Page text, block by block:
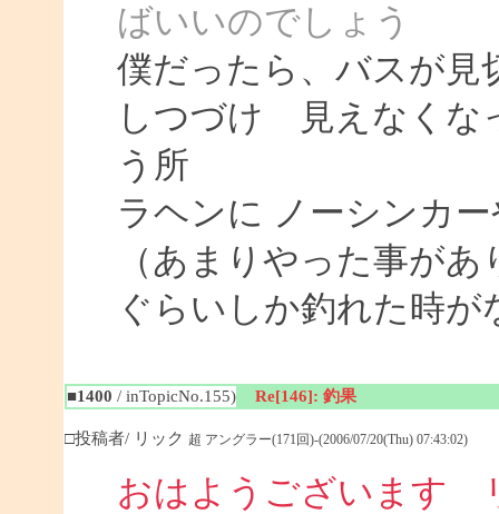
ばいいのでしょう
僕だったら、バスが見
しつづけ 見えなくな
う所
ラヘンに ノーシンカ
（あまりやった事が
ぐらいしか釣れた時が
■1400 / inTopicNo.155) Re[146]: 釣果
□投稿者/ リック 超 アングラー(171回)-(2006/07/20(Thu) 07:43:02)
おはようございます